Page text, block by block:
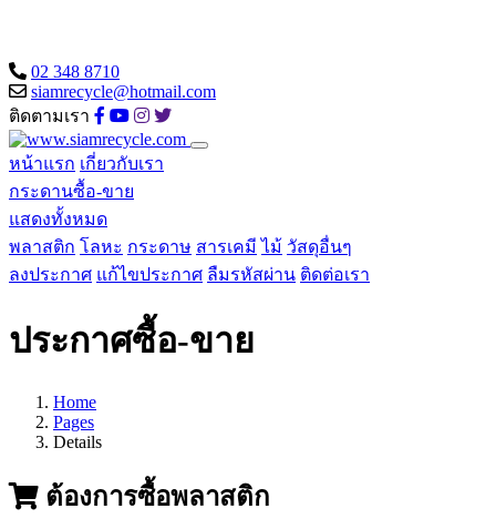
02 348 8710
siamrecycle@hotmail.com
ติดตามเรา
หน้าแรก เกี่ยวกับเรา
กระดานซื้อ-ขาย
แสดงทั้งหมด
พลาสติก โลหะ กระดาษ สารเคมี ไม้ วัสดุอื่นๆ
ลงประกาศ แก้ไขประกาศ ลืมรหัสผ่าน ติดต่อเรา
ประกาศซื้อ-ขาย
Home
Pages
Details
ต้องการซื้อพลาสติก